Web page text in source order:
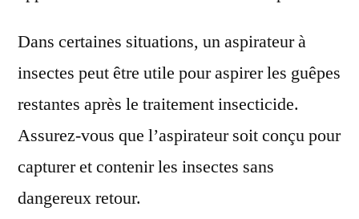
Dans certaines situations, un aspirateur à
insectes peut être utile pour aspirer les guêpes
restantes après le traitement insecticide.
Assurez-vous que l’aspirateur soit conçu pour
capturer et contenir les insectes sans
dangereux retour.